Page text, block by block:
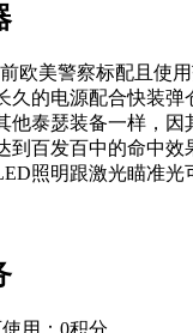
欧美警察标配且使
久的电源配合快装弹
他泰瑟装备一样，因
到百发百中的命中效
照明跟激光瞄准光
用：0积分